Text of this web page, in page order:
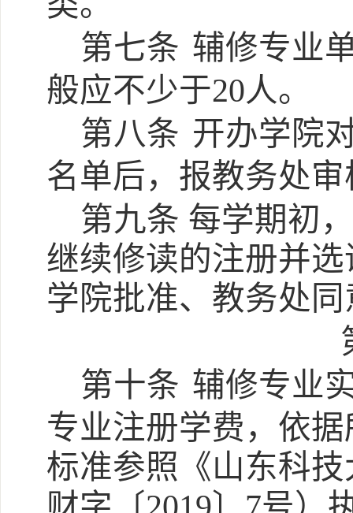
第七条 辅修专业
般应不少于20人。
第八条 开办学院
名单后，报教务处
第九条 每学期初
继续修读的注册并
学院批准、教务处
第十条 辅修专业
专业注册学费，依
标准参照《山东科